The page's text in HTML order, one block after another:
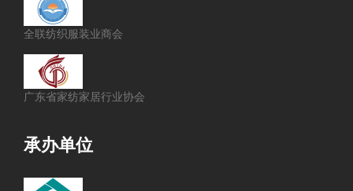
全联纺织服装业商会
广东省家纺家居行业协会
承办单位